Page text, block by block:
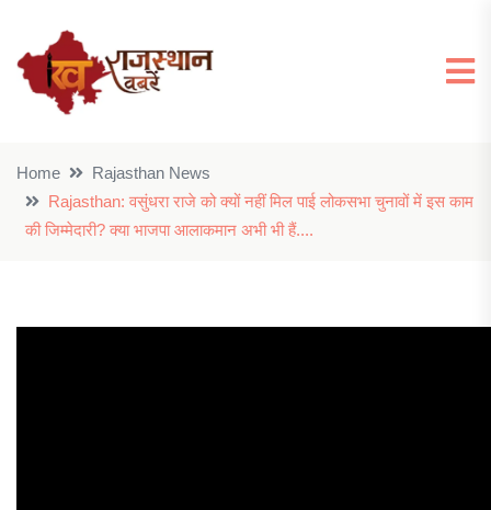
Home
Rajasthan News
Rajasthan: वसुंधरा राजे को क्यों नहीं मिल पाई लोकसभा चुनावों में इस काम
की जिम्मेदारी? क्या भाजपा आलाकमान अभी भी हैं....